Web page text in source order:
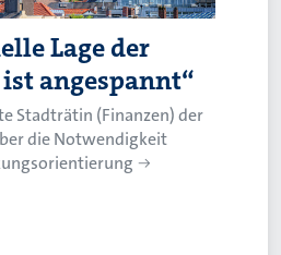
Lage der
angespannt“
Stadträtin (Finanzen) der
die Notwendigkeit